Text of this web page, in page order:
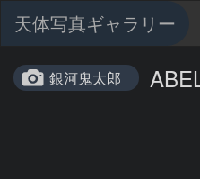
天体写真ギャラリー
銀河鬼太郎